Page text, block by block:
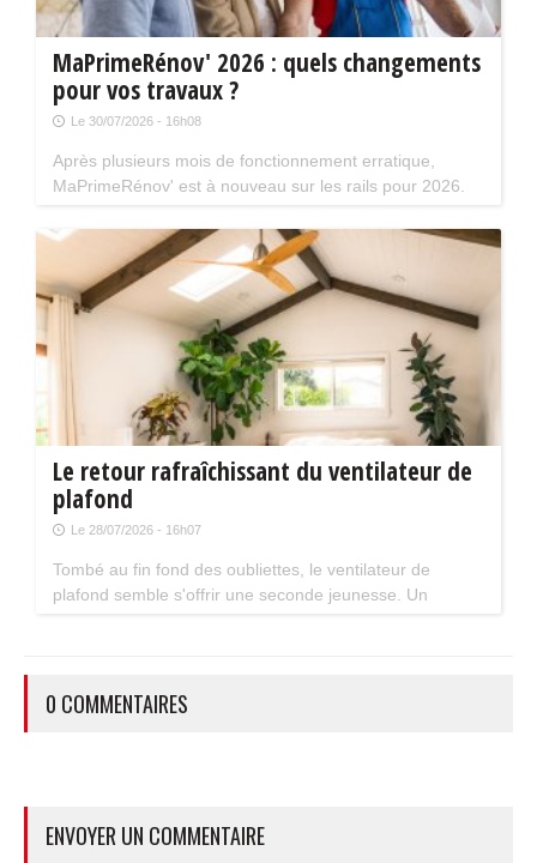
MaPrimeRénov' 2026 : quels changements
pour vos travaux ?
Le 30/07/2026 - 16h08
Après plusieurs mois de fonctionnement erratique,
MaPrimeRénov' est à nouveau sur les rails pour 2026.
limiter le nombre de chantiers éligibles. Tour d'horizon.
Le retour rafraîchissant du ventilateur de
plafond
Le 28/07/2026 - 16h07
Tombé au fin fond des oubliettes, le ventilateur de
plafond semble s'offrir une seconde jeunesse. Un
0 COMMENTAIRES
ENVOYER UN COMMENTAIRE